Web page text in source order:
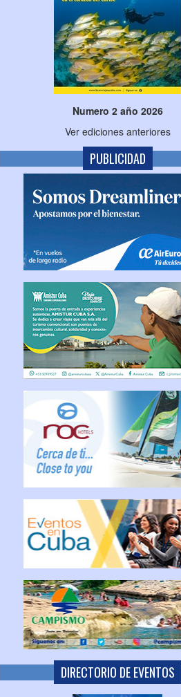
Numero 2 año 2026
Ver ediciones anteriores
PUBLICIDAD
DIRECTORIO DE EVENTOS